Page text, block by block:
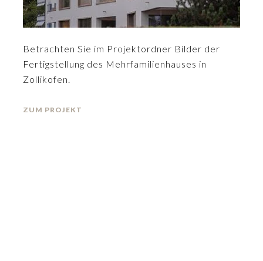
Betrachten Sie im Projektordner Bilder der
Fertigstellung des Mehrfamilienhauses in
Zollikofen.
ZUM PROJEKT